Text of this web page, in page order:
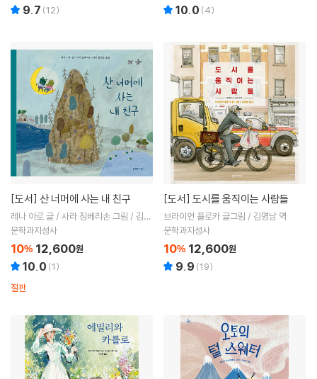
9.7 (12) 10.0 (4)
[도서] 산 너머에 사는 내 친구
레나 아로 글 / 사라 짐베리손 그림 / 김지
은 역
문학과지성사
10% 12,600원
10.0 (1)
절판
[도서] 도시를 움직이는 사람들
브라이언 플로카 글그림 / 김명남 역
문학과지성사
10% 12,600원
9.9 (19)